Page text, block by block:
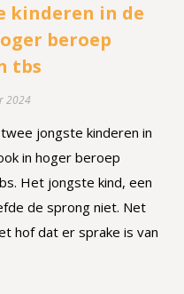
kinderen in de
beroep
tbs
2024
jongste kinderen in
in hoger beroep
Het jongste kind, een
de sprong niet. Net
hof dat er sprake is van